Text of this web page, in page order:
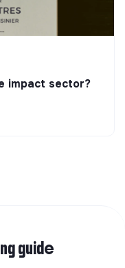
impact sector?
guide